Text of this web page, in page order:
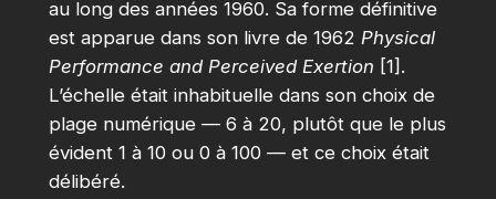
au long des années 1960. Sa forme définitive
est apparue dans son livre de 1962 Physical
Performance and Perceived Exertion [1].
L’échelle était inhabituelle dans son choix de
plage numérique — 6 à 20, plutôt que le plus
évident 1 à 10 ou 0 à 100 — et ce choix était
délibéré.